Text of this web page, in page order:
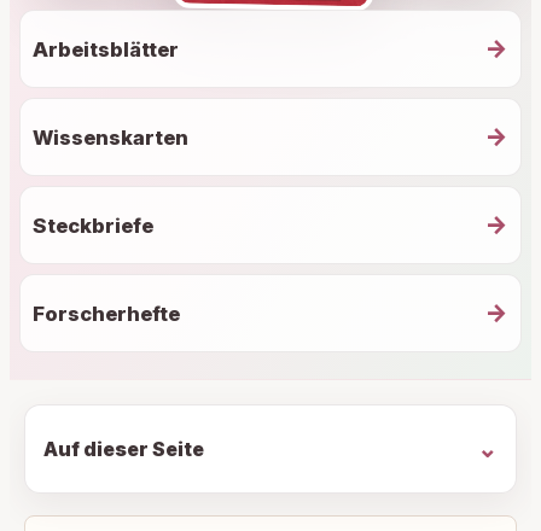
Arbeitsblätter →
Wissenskarten →
Steckbriefe →
Forscherhefte →
Auf dieser Seite